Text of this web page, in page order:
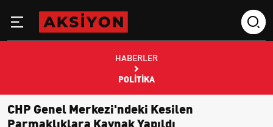
HABERLER
POLITIKA
CHP Genel Merkezi'ndeki Kesilen
Parmaklıklara Kaynak Yapıldı